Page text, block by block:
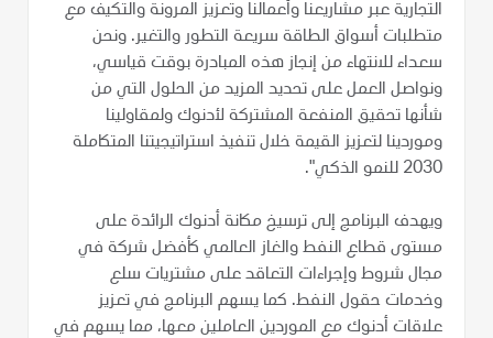
التجارية عبر مشاريعنا وأعمالنا وتعزيز المرونة والتكيف مع
متطلبات أسواق الطاقة سريعة التطور والتغير. ونحن
سعداء للانتهاء من إنجاز هذه المبادرة بوقت قياسي،
ونواصل العمل على تحديد المزيد من الحلول التي من
شأنها تحقيق المنفعة المشتركة لأدنوك ولمقاولينا
وموردينا لتعزيز القيمة خلال تنفيذ استراتيجيتنا المتكاملة
2030 للنمو الذكي".
ويهدف البرنامج إلى ترسيخ مكانة أدنوك الرائدة على
مستوى قطاع النفط والغاز العالمي كأفضل شركة في
مجال شروط وإجراءات التعاقد على مشتريات سلع
وخدمات حقول النفط. كما يسهم البرنامج في تعزيز
علاقات أدنوك مع الموردين العاملين معها، مما يسهم في